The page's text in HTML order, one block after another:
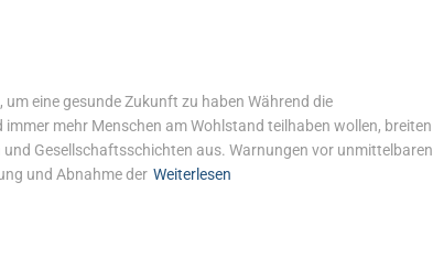
eine gesunde Zukunft zu haben Während die
mehr Menschen am Wohlstand teilhaben wollen, breiten
Gesellschaftsschichten aus. Warnungen vor unmittelbaren
und Abnahme der Weiterlesen